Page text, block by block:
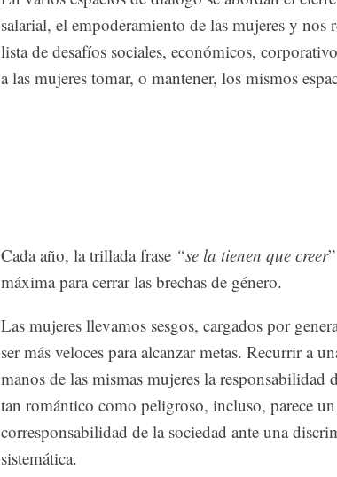
salarial, el empoderamiento de las mujeres y nos
lista de desafíos sociales, económicos,
a las mujeres tomar, o mantener, los mismos
Cada año, la trillada frase “se la tienen que creer
máxima para cerrar las brechas de género.
Las mujeres llevamos sesgos, cargados por
ser más veloces para alcanzar metas. Recurrir a
manos de las mismas mujeres la responsabilidad
tan romántico como peligroso, incluso, parece
corresponsabilidad de la sociedad ante una
sistemática.